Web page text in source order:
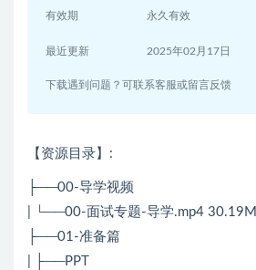
有效期 永久有效
最近更新 2025年02月17日
下载遇到问题？可联系客服或留言反馈
【资源目录】:
├──00-导学视频
| └──00-面试专题-导学.mp4 30.19M
├──01-准备篇
| ├──PPT